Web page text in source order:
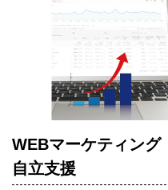
WEBマーケティング
自立支援